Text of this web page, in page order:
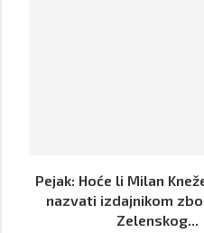
Pejak: Hoće li Milan
nazvati izdajnikom
Zelenskog...